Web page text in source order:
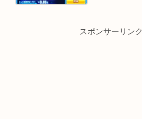
スポンサーリンク